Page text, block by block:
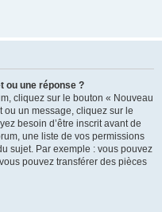
ou une réponse ?
cliquez sur le bouton « Nouveau
un message, cliquez sur le
besoin d’être inscrit avant de
une liste de vos permissions
sujet. Par exemple : vous pouvez
pouvez transférer des pièces